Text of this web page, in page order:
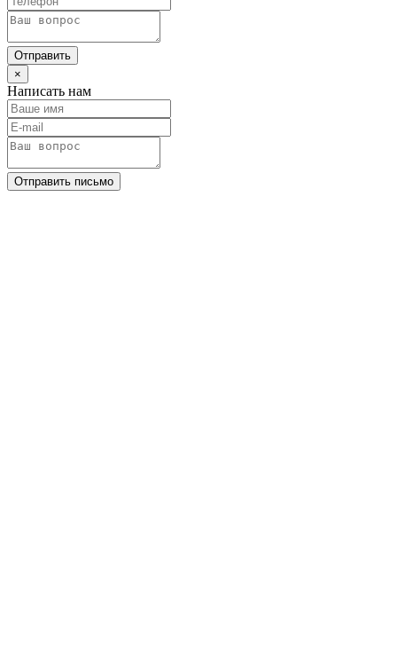
Отправить
×
Написать нам
Отправить письмо